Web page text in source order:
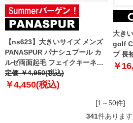
【ns623】大きいサイズ メンズ
PANASPUR パナシュプール カ
ルゼ両面起毛 フェイクキーネッ
ク ロング Tシャツ 5401-604z
定価 ￥4,950(税込)
￥4,450(税込)
大き
golf
プ 長
ラッ
￥
[1～50件]
341件あります